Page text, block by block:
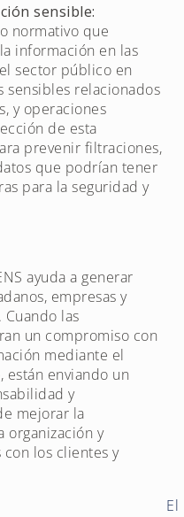
sensible:
normativo que
información en las
sector público en
sensibles relacionados
y operaciones
de esta
prevenir filtraciones,
que podrían tener
para la seguridad y
ayuda a generar
empresas y
las
un compromiso con
mediante el
enviando un
y
mejorar la
organización y
los clientes y
El